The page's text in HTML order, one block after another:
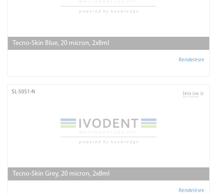
Tecno-Skin Blue, 20 micron, 2x8ml
Rendelésre
SL-5051-N
Tecno-Skin Grey, 20 micron, 2x8ml
Rendelésre